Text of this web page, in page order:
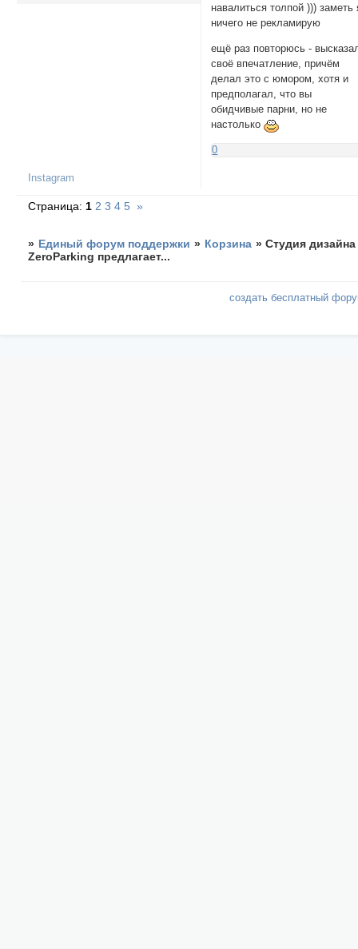
навалиться толпой ))) заметь
ничего не рекламирую
ещё раз повторюсь -
своё впечатление, причём
делал это с юмором, хотя и
предполагал, что вы
обидчивые парни, но не
настолько
0
Instagram
Страница:1 2 3 4 5 »
» Единый форум поддержки » Корзина »Студия дизайна
ZeroParking предлагает...
создать бесплатный